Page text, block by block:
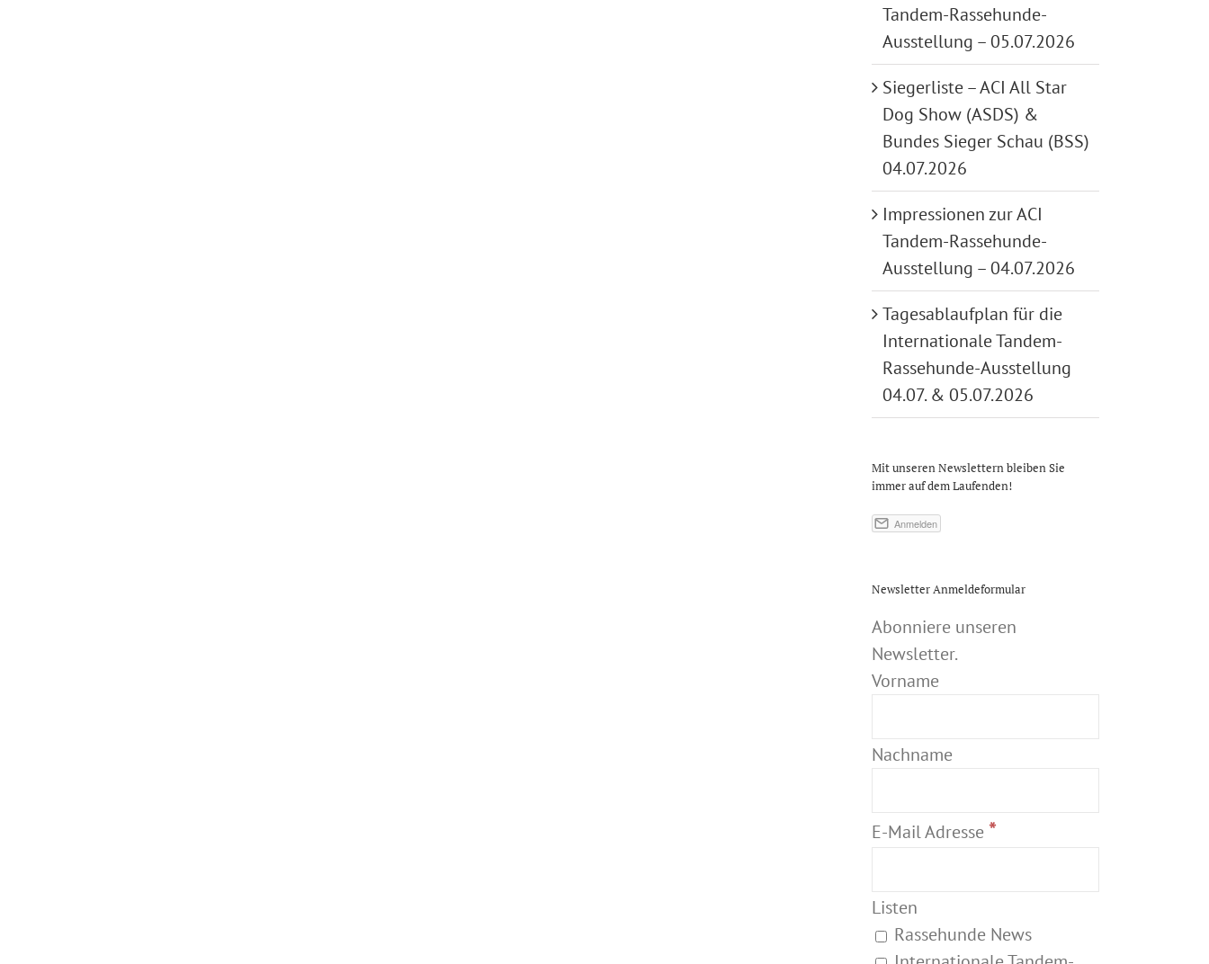
Tandem-Rassehunde-
Ausstellung – 05.07.2026
Siegerliste – ACI All Star
Dog Show (ASDS) &
Bundes Sieger Schau (BSS)
04.07.2026
Impressionen zur ACI
Tandem-Rassehunde-
Ausstellung – 04.07.2026
Tagesablaufplan für die
Internationale Tandem-
Rassehunde-Ausstellung
04.07. & 05.07.2026
Mit unseren Newslettern bleiben Sie
immer auf dem Laufenden!
Newsletter Anmeldeformular
Abonniere unseren
Newsletter.
Vorname
Nachname
E-Mail Adresse *
Listen
Rassehunde News